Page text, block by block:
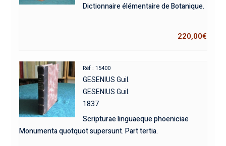
Dictionnaire élémentaire de Botanique.
220,00€
Réf : 15400
GESENIUS Guil.
GESENIUS Guil.
1837
Scripturae linguaeque phoeniciae
Monumenta quotquot supersunt. Part tertia.